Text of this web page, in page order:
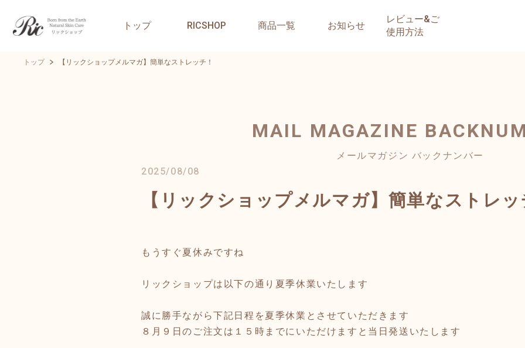
トップ RICSHOP 商品一覧 お知らせ
レビュー&ご
使用方法
トップ 【リックショップメルマガ】簡単なストレッチ！
MAIL MAGAZINE
メールマガジン バックナンバー
2025/08/08
【リックショップメルマガ】簡単なストレッ
もうすぐ夏休みですね
リックショップは以下の通り夏季休業いたします
誠に勝手ながら下記日程を夏季休業とさせていただきます
８月９日のご注文は１５時までにいただけますと当日発送いたします